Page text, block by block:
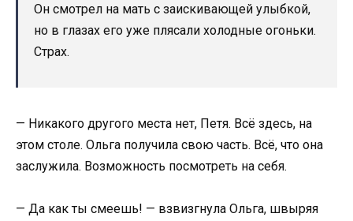
Он смотрел на мать с заискивающей улыбкой,
но в глазах его уже плясали холодные огоньки.
Страх.
— Никакого другого места нет, Петя. Всё здесь, на
этом столе. Ольга получила свою часть. Всё, что она
заслужила. Возможность посмотреть на себя.
— Да как ты смеешь! — взвизгнула Ольга, швыряя